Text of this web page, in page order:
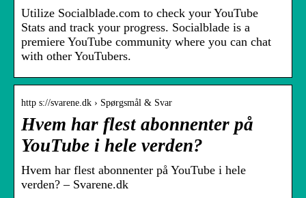
Utilize Socialblade.com to check your YouTube
Stats and track your progress. Socialblade is a
premiere YouTube community where you can chat
with other YouTubers.
http s://svarene.dk › Spørgsmål & Svar
Hvem har flest abonnenter på
YouTube i hele verden?
Hvem har flest abonnenter på YouTube i hele
verden? – Svarene.dk